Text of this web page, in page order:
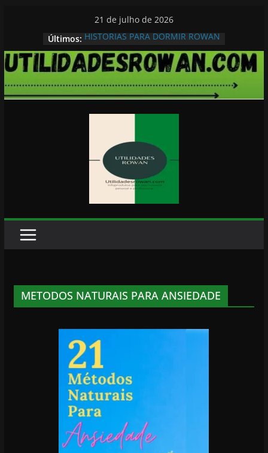
conteúdo
21 de julho de 2026
Últimos: HISTORIAS PARA DORMIR ROWAN
METODOS NATURAIS PARA ANSIEDADE